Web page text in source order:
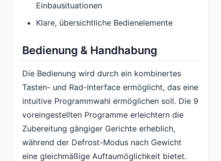
Einbausituationen
Klare, übersichtliche Bedienelemente
Bedienung & Handhabung
Die Bedienung wird durch ein kombinertes
Tasten- und Rad-Interface ermöglicht, das eine
intuitive Programmwahl ermöglichen soll. Die 9
voreingestellten Programme erleichtern die
Zubereitung gängiger Gerichte erheblich,
während der Defrost-Modus nach Gewicht
eine gleichmäßige Auftaumöglichkeit bietet.